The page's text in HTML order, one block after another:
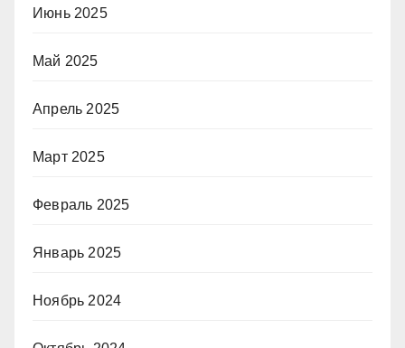
Июнь 2025
Май 2025
Апрель 2025
Март 2025
Февраль 2025
Январь 2025
Ноябрь 2024